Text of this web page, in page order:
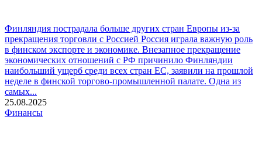
Финляндия пострадала больше других стран Европы из-за
прекращения торговли с Россией Россия играла важную роль
в финском экспорте и экономике. Внезапное прекращение
экономических отношений с РФ причинило Финляндии
наибольший ущерб среди всех стран ЕС, заявили на прошлой
неделе в финской торгово-промышленной палате. Одна из
самых...
25.08.2025
Финансы